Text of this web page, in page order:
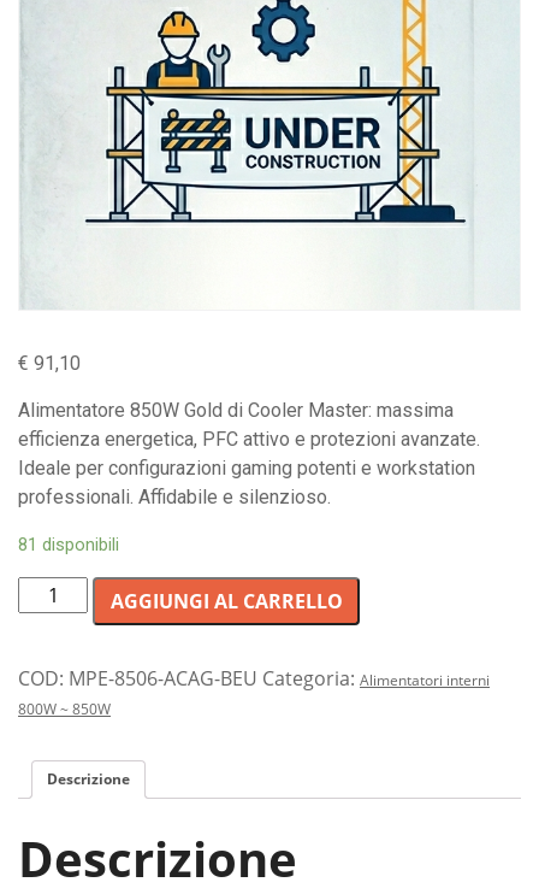
€ 91,10
Alimentatore 850W Gold di Cooler Master: massima
efficienza energetica, PFC attivo e protezioni avanzate.
Ideale per configurazioni gaming potenti e workstation
professionali. Affidabile e silenzioso.
81 disponibili
Alimentatore
PC
Master
850
ad
alta
Gold:
potenza
AGGIUNGI AL CARRELLO
COD: MPE-8506-ACAG-BEU Categoria: Alimentatori interni
800W ~ 850W
Descrizione
Descrizione